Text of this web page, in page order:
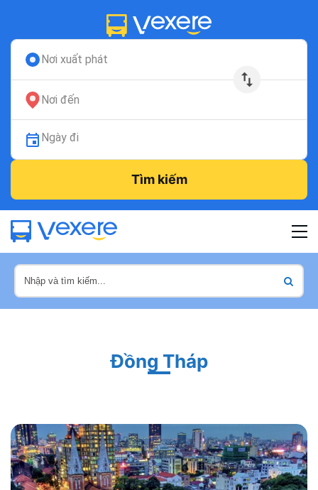
Nơi xuất phát
Nơi đến
Ngày đi
Tìm kiếm
Đồng Tháp